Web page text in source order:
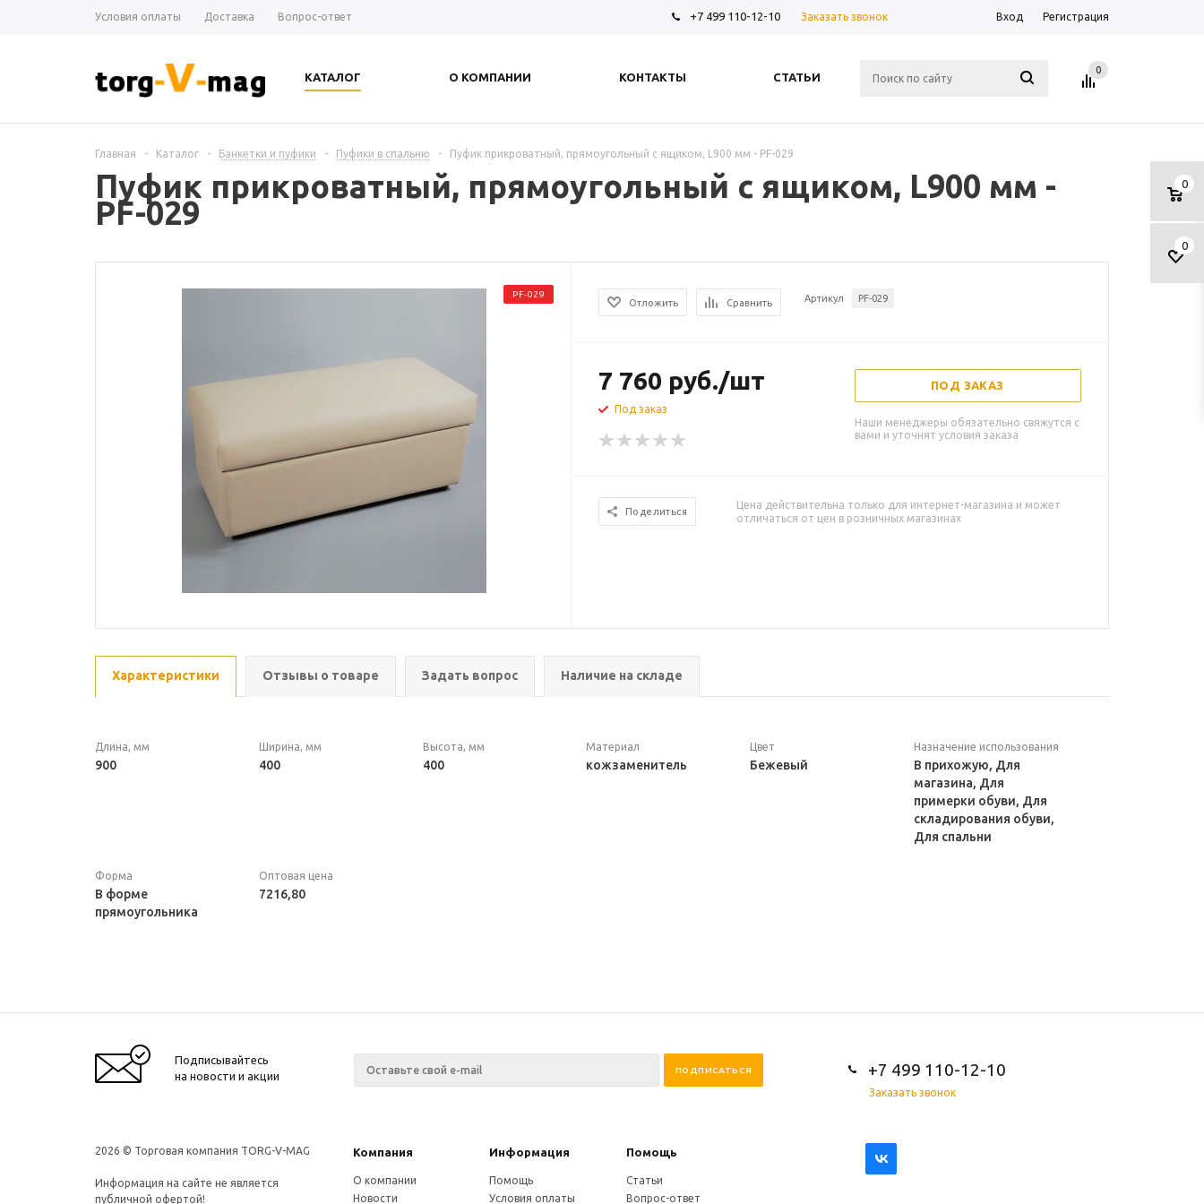
Условия оплаты Доставка Вопрос-ответ +7 499 110-12-10 Заказать звонок Вход Регистрация
КАТАЛОГ О КОМПАНИИ КОНТАКТЫ СТАТЬИ
0
0
0
Главная - Каталог - Банкетки и пуфики - Пуфики в спальню - Пуфик прикроватный, прямоугольный с ящиком, L900 мм - PF-029
Пуфик прикроватный, прямоугольный с ящиком, L900 мм -
PF-029
PF-029
Отложить Сравнить Артикул PF-029
7 760 руб./шт
Под заказ
ПОД ЗАКАЗ
Наши менеджеры обязательно свяжутся с
вами и уточнят условия заказа
Поделиться
Цена действительна только для интернет-магазина и может
отличаться от цен в розничных магазинах
Характеристики Отзывы о товаре Задать вопрос Наличие на складе
Длина, мм
900
Ширина, мм
400
Высота, мм
400
Материал
кожзаменитель
Цвет
Бежевый
Назначение использования
В прихожую, Для
магазина, Для
примерки обуви, Для
складирования обуви,
Для спальни
Форма
В форме
прямоугольника
Оптовая цена
7216,80
Подписывайтесь
на новости и акции
+7 499 110-12-10
Заказать звонок
2026 © Торговая компания TORG-V-MAG
Информация на сайте не является
публичной офертой!
Компания Информация Помощь
О компании
Новости
Помощь
Условия оплаты
Статьи
Вопрос-ответ